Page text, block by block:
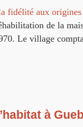
fidélité aux origines
de la
Le village
Jeune
à